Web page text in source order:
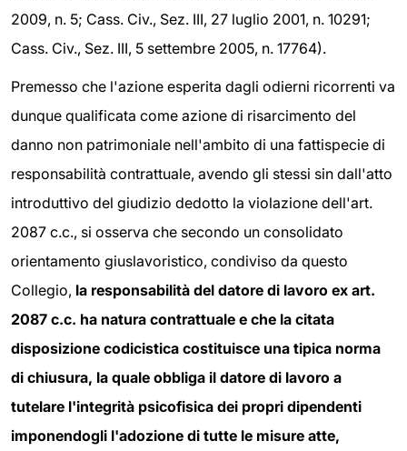
2009, n. 5; Cass. Civ., Sez. III, 27 luglio 2001, n. 10291;
Cass. Civ., Sez. III, 5 settembre 2005, n. 17764).
Premesso che l'azione esperita dagli odierni ricorrenti va
dunque qualificata come azione di risarcimento del
danno non patrimoniale nell'ambito di una fattispecie di
responsabilità contrattuale, avendo gli stessi sin dall'atto
introduttivo del giudizio dedotto la violazione dell'art.
2087 c.c., si osserva che secondo un consolidato
orientamento giuslavoristico, condiviso da questo
Collegio, la responsabilità del datore di lavoro ex art.
2087 c.c. ha natura contrattuale e che la citata
disposizione codicistica costituisce una tipica norma
di chiusura, la quale obbliga il datore di lavoro a
tutelare l'integrità psicofisica dei propri dipendenti
imponendogli l'adozione di tutte le misure atte,